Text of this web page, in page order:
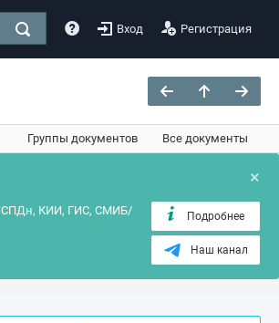
Вход Регистрация
Группы документов Все документы
×
КИИ, ГИС, СМИБ/
Подробнее
Наш канал